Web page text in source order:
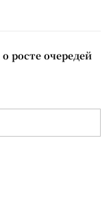
росте очередей